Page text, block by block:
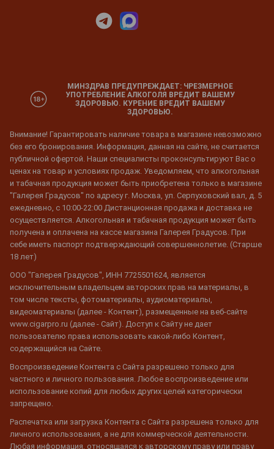
МИНЗДРАВ ПРЕДУПРЕЖДАЕТ: ЧРЕЗМЕРНОЕ
УПОТРЕБЛЕНИЕ АЛКОГОЛЯ ВРЕДИТ ВАШЕМУ
ЗДОРОВЬЮ. КУРЕНИЕ ВРЕДИТ ВАШЕМУ
ЗДОРОВЬЮ.
Внимание! Гарантировать наличие товара в магазине невозможно
без его бронирования. Информация, данная на сайте, не считается
публичной офертой. Наши специалисты проконсультируют Вас о
ценах на товар и условиях продаж. Уведомляем, что алкогольная
и табачная продукция может быть приобретена только в магазине
"Галерея Градусов" по адресу г. Москва, ул. Серпуховский вал, д. 5
ежедневно, с 10:00-22:00 Дистанционная продажа и доставка не
осуществляется. Алкогольная и табачная продукция может быть
получена и оплачена на кассе магазина Галерея Градусов. При
себе иметь паспорт подтверждающий совершеннолетие. (Старше
18 лет)
ООО "Галерея Градусов", ИНН 7725501624, является
исключительным владельцем авторских прав на материалы, в
том числе тексты, фотоматериалы, аудиоматериалы,
видеоматериалы (далее - Контент), размещенные на веб-сайте
www.cigarpro.ru (далее - Сайт). Доступ к Сайту не дает
пользователю права использовать какой-либо Контент,
содержащийся на Сайте.
Воспроизведение Контента с Сайта разрешено только для
частного и личного пользования. Любое воспроизведение или
использование копий для любых других целей категорически
запрещено.
Распечатка или загрузка Контента с Сайта разрешена только для
личного использования, а не для коммерческой деятельности.
Любая информация, относящаяся к авторскому праву или праву